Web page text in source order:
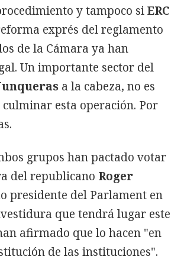
y tampoco siERC
exprés del reglamento
de la Cámara ya han
Un importante sector del
a la cabeza, no es
esta operación. Por
grupos han pactado votar
del republicano Roger
presidente del Parlament en
que tendrá lugar este
afirmado que lo hacen "en
de las instituciones".